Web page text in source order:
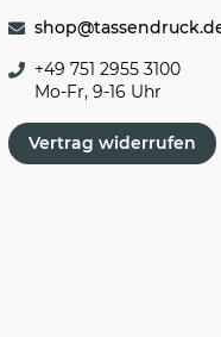
+49 751 2955 3100
Mo-Fr, 9-16 Uhr
Vertrag widerrufen